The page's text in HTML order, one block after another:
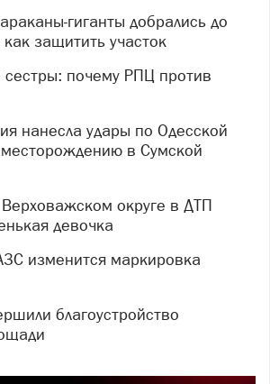
защитить участок
в Сумской
девочка